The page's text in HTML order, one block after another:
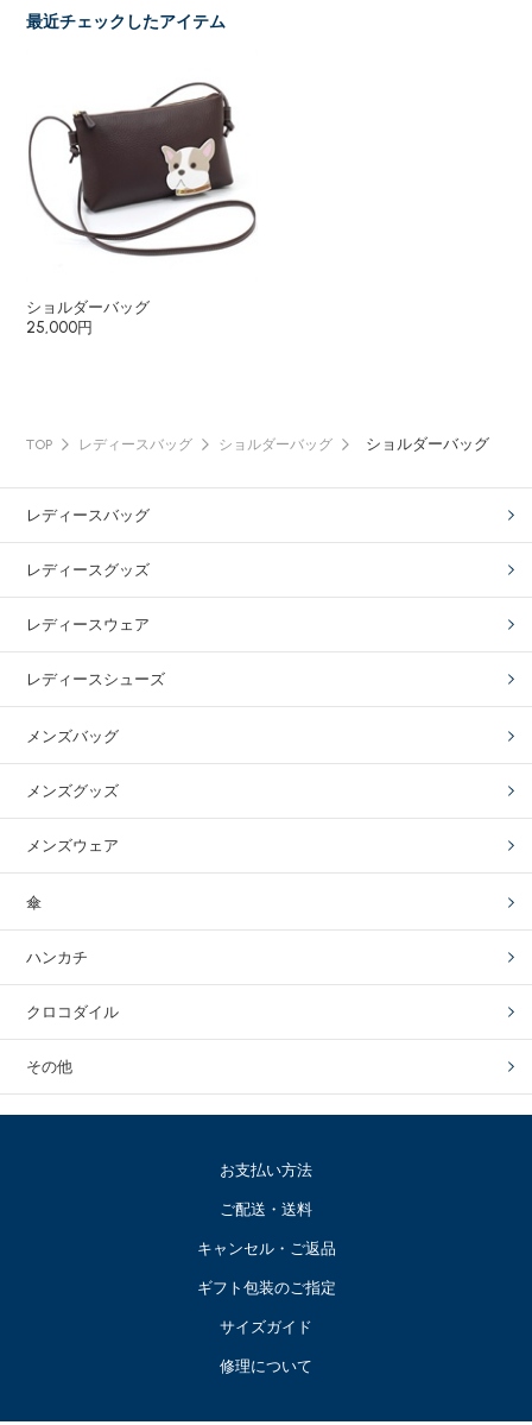
最近チェックしたアイテム
ショルダーバッグ
25,000円
TOP レディースバッグ ショルダーバッグ ショルダーバッグ
レディースバッグ
レディースグッズ
レディースウェア
レディースシューズ
メンズバッグ
メンズグッズ
メンズウェア
傘
ハンカチ
クロコダイル
その他
お支払い方法
ご配送・送料
キャンセル・ご返品
ギフト包装のご指定
サイズガイド
修理について